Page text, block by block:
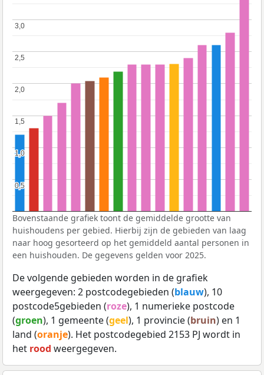
0,5
0,5
1,0
1,0
1,5
1,5
2,0
2,0
2,5
2,5
3,0
3,0
Bovenstaande grafiek toont de gemiddelde grootte van
huishoudens per gebied. Hierbij zijn de gebieden van laag
naar hoog gesorteerd op het gemiddeld aantal personen in
een huishouden. De gegevens gelden voor 2025.
De volgende gebieden worden in de grafiek
weergegeven: 2 postcodegebieden (blauw), 10
postcode5gebieden (roze), 1 numerieke postcode
(groen), 1 gemeente (geel), 1 provincie (bruin) en 1
land (oranje). Het postcodegebied 2153 PJ wordt in
het rood weergegeven.